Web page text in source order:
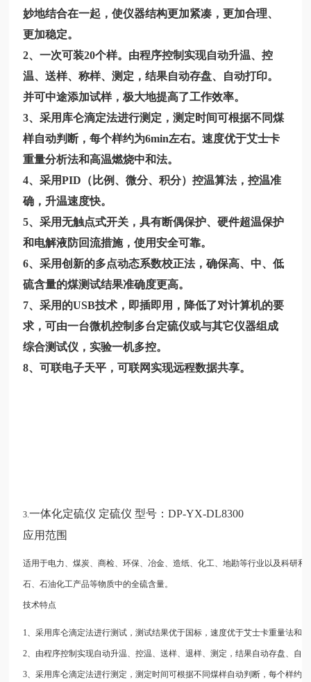
妙地结合在一起，使仪器结构更加紧凑，更加合理、
更加稳定。
2、一次可装20个样。由程序控制实现自动升温、控
温、送样、称样、测定，结果自动存盘、自动打印。
并可中途添加试样，极大地提高了工作效率。
3、采用库仑滴定法进行测定，测定时间可根据不同煤
样自动判断，每个样约为6min左右。速度优于艾士卡
重量分析法和高温燃烧中和法。
4、采用PID（比例、微分、积分）控温算法，控温准
确，升温速度快。
5、采用无触点式开关，具有断偶保护、硬件超温保护
和电解液防回流措施，使用安全可靠。
6、采用创新的多点动态系数校正法，确保高、中、低
硫含量的煤测试结果准确度更高。
7、采用的USB技术，即插即用，降低了对计算机的要
求，可由一台微机控制多台定硫仪或与其它仪器组成
综合测试仪，实验一机多控。
8、可联电子天平，可联网实现远程数据共享。
3.一体化定硫仪 定硫仪 型号：DP-YX-DL8300
应用范围
适用于电力、煤炭、商检、环保、冶金、造纸、化工、地勘等行业以及科研
石、石油化工产品等物质中的全硫含量。
技术特点
1、采用库仑滴定法进行测试，测试结果优于国标，速度优于艾士卡重量法和
2、由程序控制实现自动升温、控温、送样、退样、测定，结果自动存盘、自
3、采用库仑滴定法进行测定，测定时间可根据不同煤样自动判断，每个样约